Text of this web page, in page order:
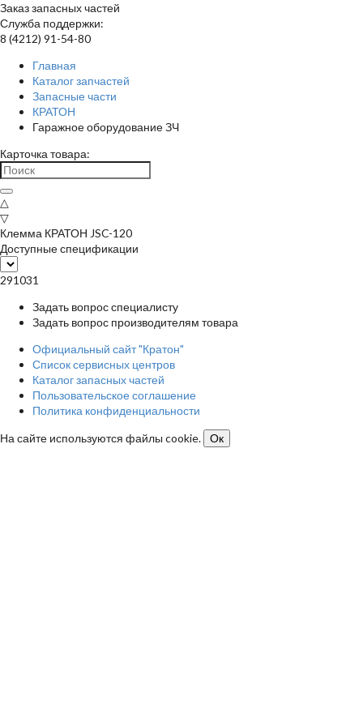
Заказ запасных частей
Служба поддержки:
8 (4212) 91-54-80
Главная
Каталог запчастей
Запасные части
КРАТОН
Гаражное оборудование ЗЧ
Карточка товара:
△
▽
Клемма КРАТОН JSC-120
Доступные спецификации
291031
Задать вопрос специалисту
Задать вопрос производителям товара
Официальный сайт "Кратон"
Список сервисных центров
Каталог запасных частей
Пользовательское соглашение
Политика конфиденциальности
На сайте используются файлы cookie.
Ок